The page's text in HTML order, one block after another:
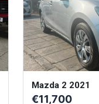
Mazda 2 2021
€11,700